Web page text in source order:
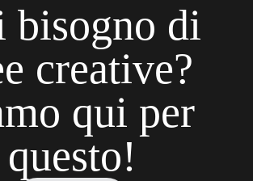
bisogno di
creative?
qui per
questo!